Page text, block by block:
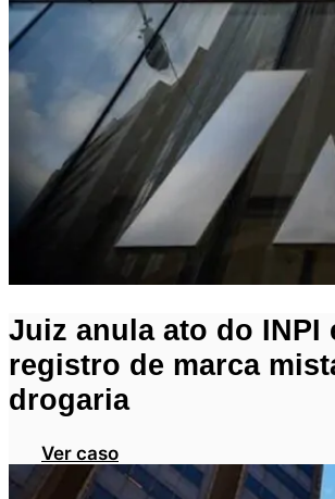
Juiz anula ato do INPI
registro de marca
drogaria
Ver caso